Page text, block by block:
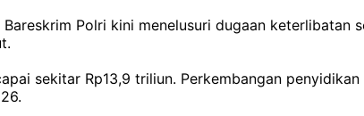
Polri kini menelusuri dugaan keterlibatan
sekitar Rp13,9 triliun. Perkembangan